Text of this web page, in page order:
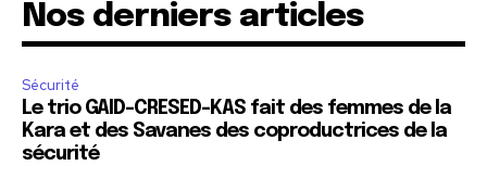
Nos derniers articles
Sécurité
Le trio GAID-CRESED-KAS fait des femmes de la
Kara et des Savanes des coproductrices de la
sécurité